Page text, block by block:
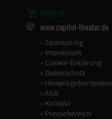
TICKETS
www.capitol-theater.de
» Sponsoring
» Impressum
» Cookie-Erklärung
» Datenschutz
» Hinweisgebersystem
» AGB
» Kontakt
» Pressebereich